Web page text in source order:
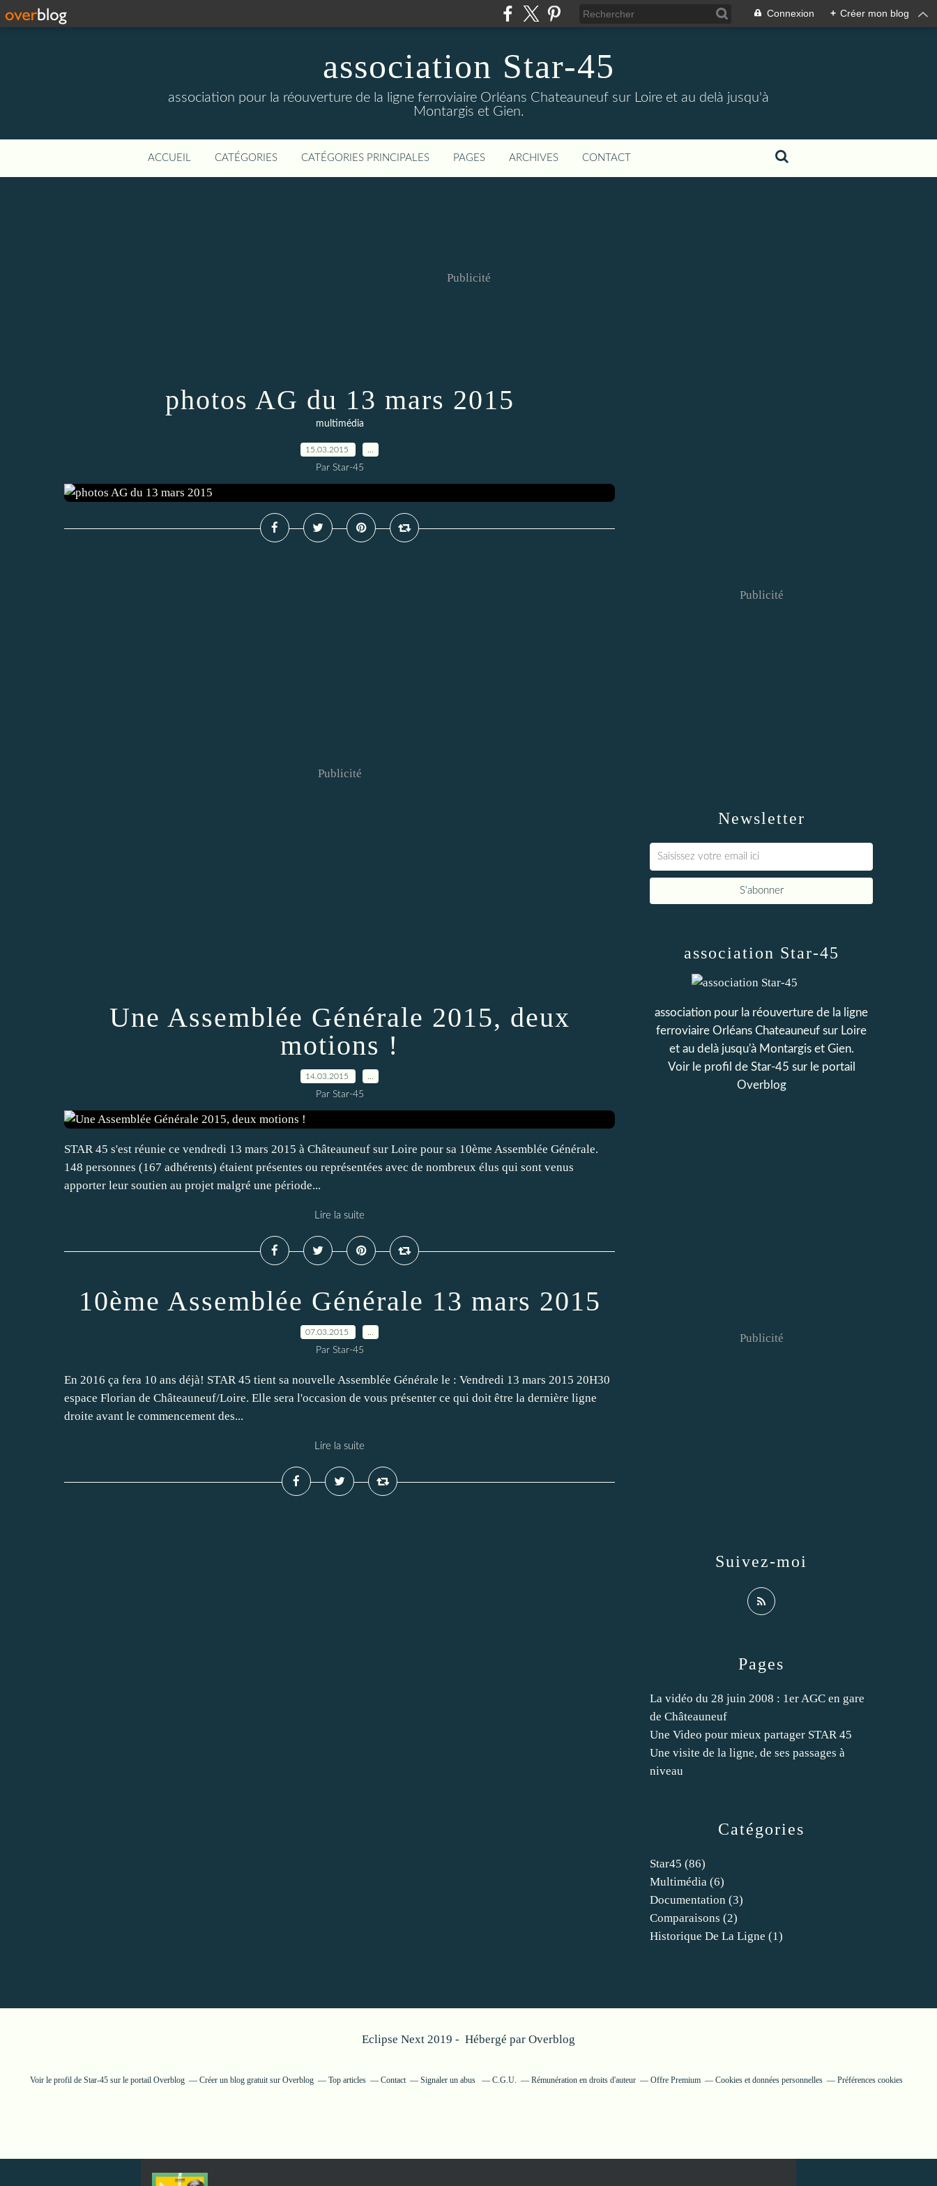
Connexion + Créer mon blog
association Star-45
association pour la réouverture de la ligne ferroviaire Orléans Chateauneuf sur Loire et au delà jusqu'à
Montargis et Gien.
ACCUEIL CATÉGORIES CATÉGORIES PRINCIPALES PAGES ARCHIVES CONTACT
Publicité
photos AG du 13 mars 2015
multimédia
15.03.2015
Par Star-45
Publicité
Une Assemblée Générale 2015, deux
motions !
14.03.2015
Par Star-45
STAR 45 s'est réunie ce vendredi 13 mars 2015 à Châteauneuf sur Loire pour sa 10ème Assemblée Générale.
148 personnes (167 adhérents) étaient présentes ou représentées avec de nombreux élus qui sont venus
apporter leur soutien au projet malgré une période...
Lire la suite
10ème Assemblée Générale 13 mars 2015
07.03.2015
Par Star-45
En 2016 ça fera 10 ans déjà! STAR 45 tient sa nouvelle Assemblée Générale le : Vendredi 13 mars 2015 20H30
espace Florian de Châteauneuf/Loire. Elle sera l'occasion de vous présenter ce qui doit être la dernière ligne
droite avant le commencement des...
Lire la suite
Newsletter
Publicité
Catégories
Star45 (86)
Multimédia (6)
Documentation (3)
Comparaisons (2)
Historique De La Ligne (1)
Pages
La vidéo du 28 juin 2008 : 1er AGC en gare
de Châteauneuf
Une Video pour mieux partager STAR 45
Une visite de la ligne, de ses passages à
niveau
association Star-45
association pour la réouverture de la ligne
ferroviaire Orléans Chateauneuf sur Loire
et au delà jusqu'à Montargis et Gien.
Voir le profil de Star-45 sur le portail
Overblog
Suivez-moi
Publicité
Eclipse Next 2019 - Hébergé par Overblog
Voir le profil de Star-45 sur le portail Overblog Créer un blog gratuit sur Overblog Top articles Contact Signaler un abus C.G.U. Rémunération en droits d'auteur Offre Premium Cookies et données personnelles Préférences cookies